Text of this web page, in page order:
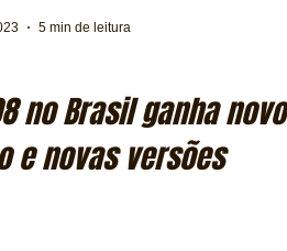
no Brasil ganha novo
e novas versões
5 min de leitura